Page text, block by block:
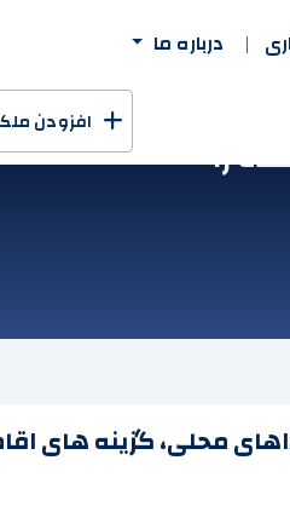
درباره ما
افزودن
را
محلی، گزینه های